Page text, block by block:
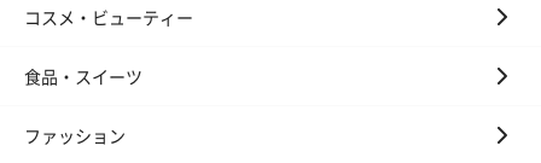
コスメ・ビューティー
食品・スイーツ
ファッション